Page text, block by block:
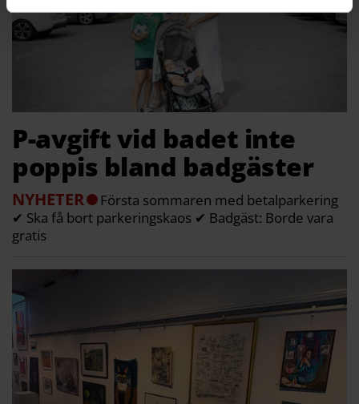
P-avgift vid badet inte
poppis bland badgäster
NYHETER
Första sommaren med betalparkering
✔ Ska få bort parkeringskaos ✔ Badgäst: Borde vara
gratis